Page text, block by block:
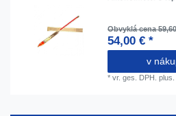
Obvyklá cena
54,00 € *
v
*vr. ges. DPH. plus.